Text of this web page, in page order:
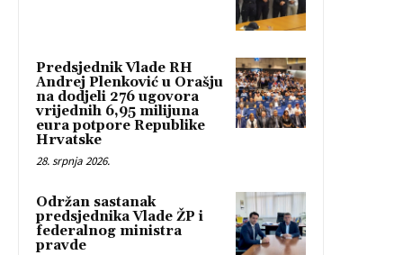
Predsjednik Vlade RH
Andrej Plenković u Orašju
na dodjeli 276 ugovora
vrijednih 6,95 milijuna
eura potpore Republike
Hrvatske
28. srpnja 2026.
Održan sastanak
predsjednika Vlade ŽP i
federalnog ministra
pravde